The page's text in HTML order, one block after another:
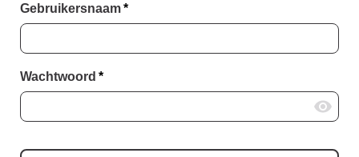
Gebruikersnaam*
Wachtwoord *